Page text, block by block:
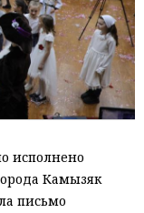
исполнено
Камызяк
письмо